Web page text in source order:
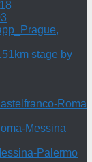
stage by
Roma
Messina
Palermo